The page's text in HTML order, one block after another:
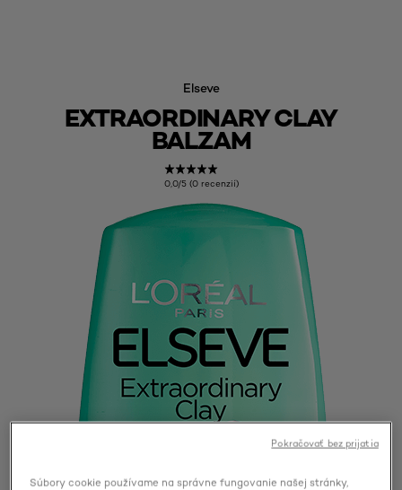
Elseve
EXTRAORDINARY CLAY
BALZAM
0,0/5 (0 recenzií)
Súbory cookie používame na správne fungovanie našej stránky,
Pokračovať bez prijatia